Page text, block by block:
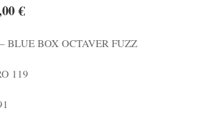
€
BLUE BOX OCTAVER FUZZ
119